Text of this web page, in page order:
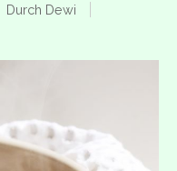
Durch Dewi